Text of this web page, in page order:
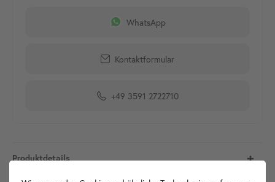
WhatsApp
Kontaktformular
+49 3591 2722710
Produktdetails